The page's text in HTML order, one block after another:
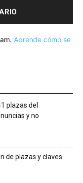
Aprende cómo se
plazas del
y no
de plazas y claves